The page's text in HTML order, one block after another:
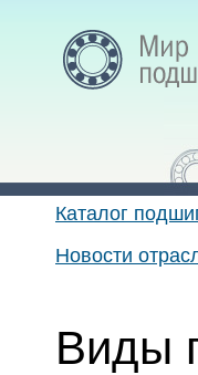
Каталог
Новости
Виды